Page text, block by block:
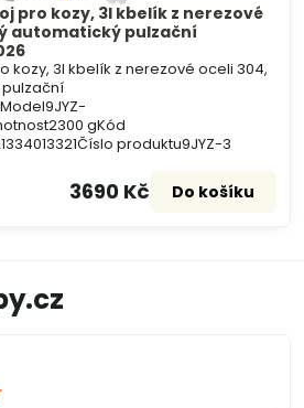
pro kozy, 3l kbelík z nerezové
automatický pulzační
kozy, 3l kbelík z nerezové oceli 304,
gKód
produktu9JYZ-3
3690 Kč Do košíku